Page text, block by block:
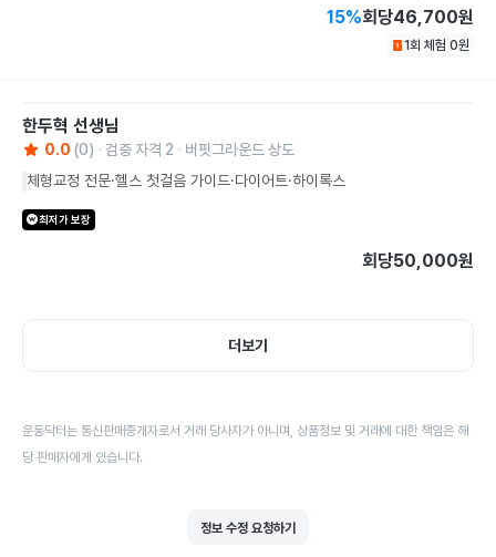
15%회당46,700원
1회 체험 0원
한두혁 선생님
0.0 (0) 검증 자격 2
버핏그라운드 상도
체형교정 전문·헬스 첫걸음 가이드·다이어트·하이록스
최저가 보장
회당50,000원
더보기
운동닥터는 통신판매중개자로서 거래 당사자가 아니며, 상품정보 및 거래에 대한 책임은 해
당 판매자에게 있습니다.
정보 수정 요청하기